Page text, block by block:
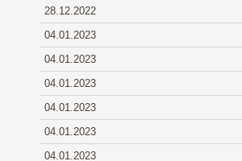
28.12.2022
04.01.2023
04.01.2023
04.01.2023
04.01.2023
04.01.2023
04.01.2023